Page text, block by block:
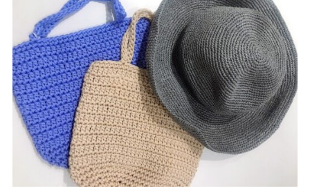
閉じる
2F Fashion & Life style floor
ファッション＆ライフスタイルフロア
営業時間 10:00 ~ 20:00
3F Service & Beauty & Restaurant